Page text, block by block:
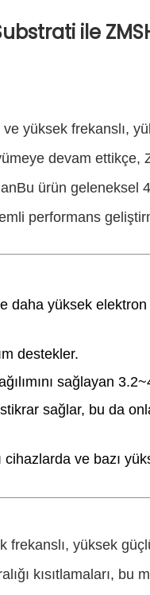
ile
yüksek frekanslı,
devam ettikçe,
ürün geleneksel
performans
daha yüksek
destekler.
sağlayan
sağlar, bu da
ve bazı
yüksek
kısıtlamaları, bu